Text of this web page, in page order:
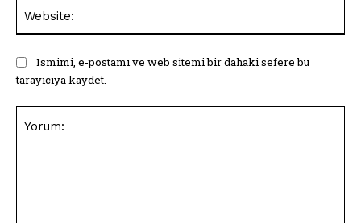
Ismimi, e-postamı ve web sitemi bir dahaki sefere bu
tarayıcıya kaydet.